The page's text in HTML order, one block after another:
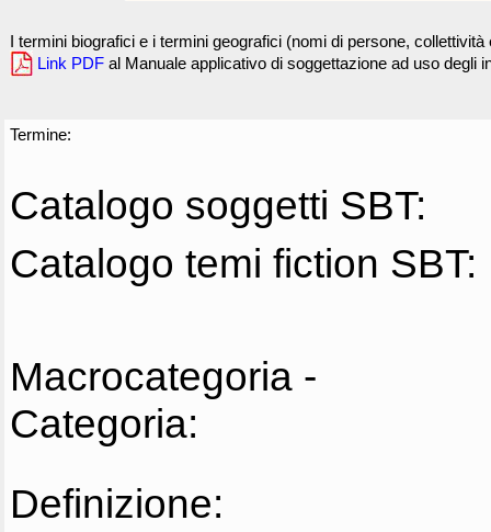
I termini biografici e i termini geografici (nomi di persone,
Link PDF al Manuale applicativo di soggettazione ad uso degli
Termine:
Catalogo soggetti SBT:
Catalogo temi fiction SBT:
Macrocategoria -
Categoria:
Definizione: